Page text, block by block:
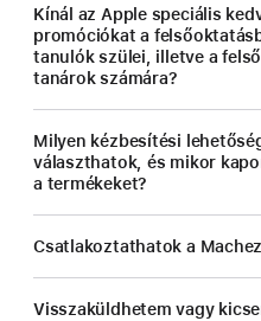
Kínál az Apple speciális
promóciókat a
tanulók szülei, illetve a
tanárok számára?
Milyen kézbesítési
választhatok, és mikor
a termékeket?
Csatlakoztathatok a
Visszaküldhetem vagy